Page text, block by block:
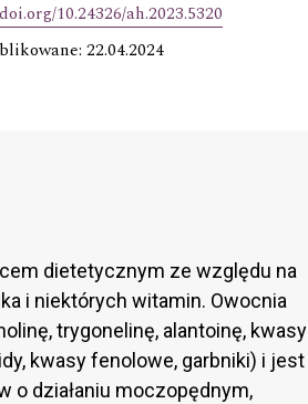
10.24326/ah.2023.5320
22.04.2024
dietetycznym ze względu na
i niektórych witamin. Owocnia
trygonelinę, alantoinę, kwasy
kwasy fenolowe, garbniki) i jest
o działaniu moczopędnym,